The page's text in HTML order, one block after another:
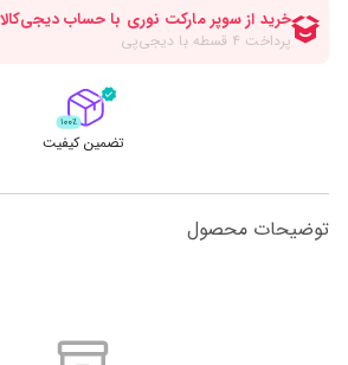
تضمین کیفیت
توضیحات محصول